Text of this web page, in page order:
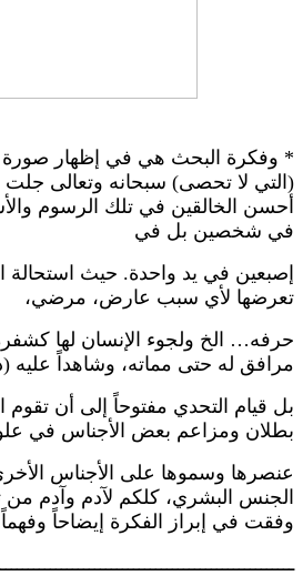
* وفكرة البحث هي في إظهار صورة
(التي لا تحصى) سبحانه وتعالى جلت
أحسن الخالقين في تلك الرسوم
في شخصين بل في
إصبعين في يد واحدة. حيث استحالة
تعرضها لأي سبب عارض، مرضي،
حرفه… الخ ولجوء الإنسان لها
مرافق له حتى مماته، وشاهداً عليه
بل قيام التحدي مفتوحاً إلى أن
بطلان ومزاعم بعض الأجناس في
عنصرها وسموها على الأجناس
الجنس البشري، كلكم لآدم وآدم
وفقت في إبراز الفكرة إيضاحاً